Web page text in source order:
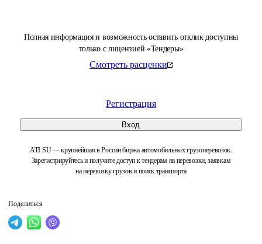
Полная информация и возможность оставить отклик доступны
только с лицензией «Тендеры»
Смотреть расценки
Регистрация
Вход
ATI.SU — крупнейшая в России биржа автомобильных грузоперевозок.
Зарегистрируйтесь и получите доступ к тендерам на перевозки, заявкам
на перевозку грузов и поиск транспорта
Поделиться